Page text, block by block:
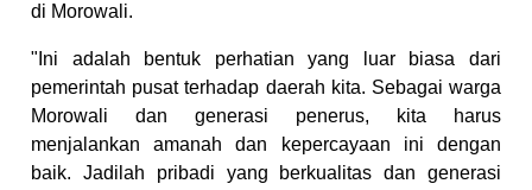
di Morowali.
"Ini adalah bentuk perhatian yang luar biasa dari
pemerintah pusat terhadap daerah kita. Sebagai warga
Morowali dan generasi penerus, kita harus
menjalankan amanah dan kepercayaan ini dengan
baik. Jadilah pribadi yang berkualitas dan generasi